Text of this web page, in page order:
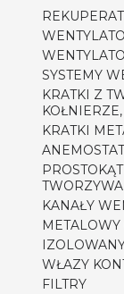
SYSTEMY
KRATKI Z
KRATKI
KANAŁY
METALOWY
WŁAZY
FILTRY